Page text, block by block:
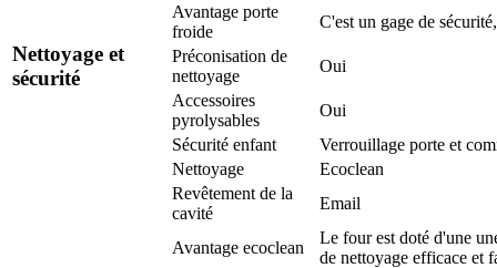
Nettoyage et
sécurité
Avantage porte
froide
C'est un gage de
Préconisation de
nettoyage
Oui
Accessoires
pyrolysables
Oui
Sécurité enfant
Verrouillage porte et
Nettoyage
Ecoclean
Revêtement de la
cavité
Email
Avantage ecoclean
Le four est doté d'une
de nettoyage efficace et